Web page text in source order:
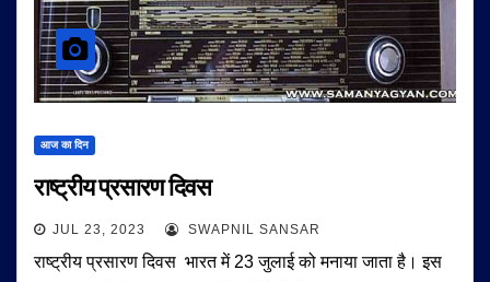
आज का दिन
राष्ट्रीय प्रसारण दिवस
JUL 23, 2023 SWAPNIL SANSAR
राष्ट्रीय प्रसारण दिवस भारत में 23 जुलाई को मनाया जाता है। इस